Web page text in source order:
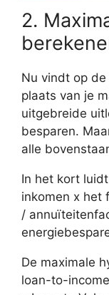
2.
Nu vindt op
plaats van je
uitgebreide
besparen.
alle
In het kort
inkomen x het
/
De maximale
loan-to-